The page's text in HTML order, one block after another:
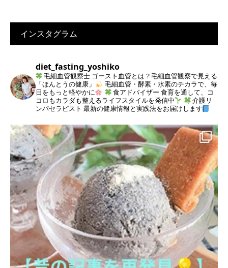
インスタグラム
diet_fasting_yoshiko
毛細血管観察士 ゴースト血管とは？毛細血管観察で見える
「ほんとうの健康」
毛細血管・酵素・水素のチカラで、毎
日をもっと軽やかに
食アドバイザー 食育を通して、コ
コロもカラダも整えるライフスタイルを発信中
介護リ
ンパセラピスト 最新の健康情報と実践法をお届けします